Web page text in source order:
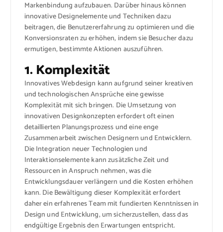
Markenbindung aufzubauen. Darüber hinaus können
innovative Designelemente und Techniken dazu
beitragen, die Benutzererfahrung zu optimieren und die
Konversionsraten zu erhöhen, indem sie Besucher dazu
ermutigen, bestimmte Aktionen auszuführen.
1. Komplexität
Innovatives Webdesign kann aufgrund seiner kreativen
und technologischen Ansprüche eine gewisse
Komplexität mit sich bringen. Die Umsetzung von
innovativen Designkonzepten erfordert oft einen
detaillierten Planungsprozess und eine enge
Zusammenarbeit zwischen Designern und Entwicklern.
Die Integration neuer Technologien und
Interaktionselemente kann zusätzliche Zeit und
Ressourcen in Anspruch nehmen, was die
Entwicklungsdauer verlängern und die Kosten erhöhen
kann. Die Bewältigung dieser Komplexität erfordert
daher ein erfahrenes Team mit fundierten Kenntnissen in
Design und Entwicklung, um sicherzustellen, dass das
endgültige Ergebnis den Erwartungen entspricht.